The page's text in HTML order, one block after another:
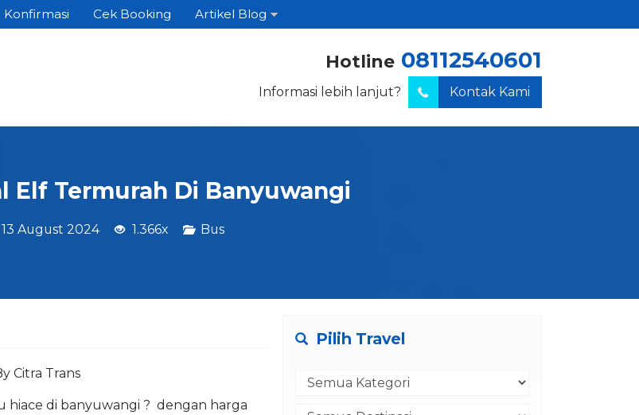
Konfirmasi Cek Booking Artikel Blog
Hotline 08112540601
Informasi lebih lanjut? Kontak Kami
Elf Termurah Di Banyuwangi
13 August 2024 1.366x Bus
Citra Trans
hiace di banyuwangi ? dengan harga
Pilih Travel